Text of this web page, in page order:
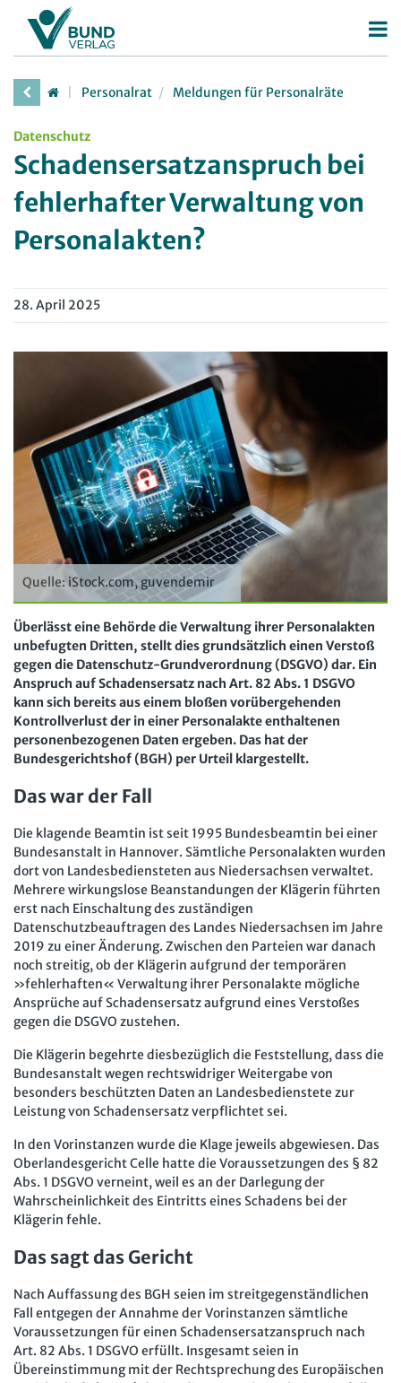
Betriebsrat
Betriebsratsarbeit
Mitbestimmung
Arbeitsschutz
Beschäftigtendatenschutz
Mitbestimmungskompass
Deutscher Personalräte-Preis
Personalvertretungsrecht
TVöD | TV-L
Beschäftigtendatenschutz
Lexikon
Arbeit in der JAV
Arbeit in der SBV
MAV
Arbeit in der MAV
Bücher
Zeitschriften
Arbeitsrecht im Betrieb
Computer und Arbeit
Gute Arbeit
Betriebsrat und Mitbestimmung
Arbeitsschutz und Mitbestimmung
Mitbestimmung
Arbeit und Recht
Soziales Recht
Digitales Arbeits- und Sozialrecht
Soziale Sicherheit
Fachmodule
Beschäftigtendatenschutz online
Personalratswissen online
Schwerbehindertenrecht online
Arbeitszeit online
Software
Newsletter
Bund SHOP
mein Bund-Online
Datenschutz
Impressum
Kontakt
Erklärung zur Barrierefreiheit
Widerruf
Widerrufsrecht
Verlag
Karriere Buchhandel
Personalrat Meldungen für Personalräte
Datenschutz
Schadensersatzanspruch bei
fehlerhafter Verwaltung von
Personalakten?
28. April 2025
Quelle: iStock.com, guvendemir
Überlässt eine Behörde die Verwaltung ihrer Personalakten
unbefugten Dritten, stellt dies grundsätzlich einen Verstoß
gegen die Datenschutz-Grundverordnung (DSGVO) dar. Ein
Anspruch auf Schadensersatz nach Art. 82 Abs. 1 DSGVO
kann sich bereits aus einem bloßen vorübergehenden
Kontrollverlust der in einer Personalakte enthaltenen
personenbezogenen Daten ergeben. Das hat der
Bundesgerichtshof (BGH) per Urteil klargestellt.
Das war der Fall
Die klagende Beamtin ist seit 1995 Bundesbeamtin bei einer
Bundesanstalt in Hannover. Sämtliche Personalakten wurden
dort von Landesbediensteten aus Niedersachsen verwaltet.
Mehrere wirkungslose Beanstandungen der Klägerin führten
erst nach Einschaltung des zuständigen
Datenschutzbeauftragen des Landes Niedersachsen im Jahre
2019 zu einer Änderung. Zwischen den Parteien war danach
noch streitig, ob der Klägerin aufgrund der temporären
»fehlerhaften« Verwaltung ihrer Personalakte mögliche
Ansprüche auf Schadensersatz aufgrund eines Verstoßes
gegen die DSGVO zustehen.
Die Klägerin begehrte diesbezüglich die Feststellung, dass die
Bundesanstalt wegen rechtswidriger Weitergabe von
besonders beschützten Daten an Landesbedienstete zur
Leistung von Schadensersatz verpflichtet sei.
In den Vorinstanzen wurde die Klage jeweils abgewiesen. Das
Oberlandesgericht Celle hatte die Voraussetzungen des § 82
Abs. 1 DSGVO verneint, weil es an der Darlegung der
Wahrscheinlichkeit des Eintritts eines Schadens bei der
Klägerin fehle.
Das sagt das Gericht
Nach Auffassung des BGH seien im streitgegenständlichen
Fall entgegen der Annahme der Vorinstanzen sämtliche
Voraussetzungen für einen Schadensersatzanspruch nach
Art. 82 Abs. 1 DSGVO erfüllt. Insgesamt seien in
Übereinstimmung mit der Rechtsprechung des Europäischen